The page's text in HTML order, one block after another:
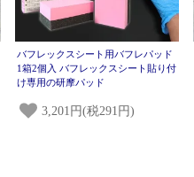
バフレックスシート用バフレパッド
1箱2個入 バフレックスシート貼り付
け専用の研摩パッド
3,201円(税291円)